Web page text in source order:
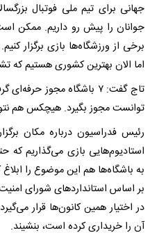
جهانی برای تیم ملی فوتبال
جوانان را پیش رو داریم. ممکن
برخی از ورزشگاه‌ها بازی برگزار
اما الان بهترین کشوری هستیم که
تاج گفت: ۷ باشگاه مجوز
توانست مجوز بگیرد. هیچکس هم
رئیس فدراسیون درباره مکان
استادیوم‌هایی بازی می‌گذاریم که
به باشگاه‌ها هم این موضوع را
بر اساس استانداردهای شورای
در اختیار همین کانون‌ها قرار
آن را خریداری کرده است، بنشیند.